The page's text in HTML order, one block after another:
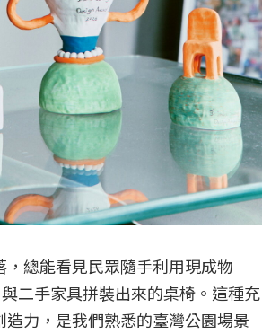
總能看見民眾隨手利用現成物
二手家具拼裝出來的桌椅。這種充
造力，是我們熟悉的臺灣公園場景